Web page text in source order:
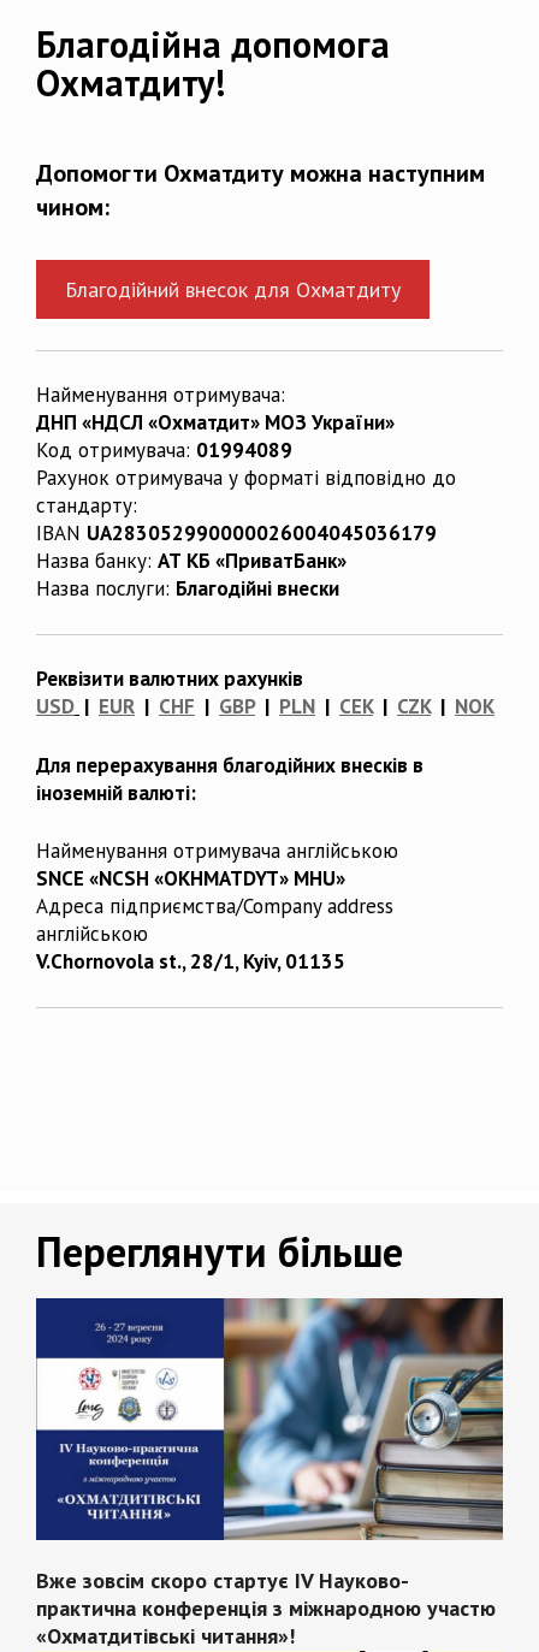
Благодійна допомога
Охматдиту!
Допомогти Охматдиту можна наступним
чином:
Благодійний внесок для Охматдиту
Найменування отримувача:
ДНП «НДСЛ «Охматдит» МОЗ України»
Код отримувача: 01994089
Рахунок отримувача у форматі відповідно до
стандарту:
IBAN UA283052990000026004045036179
Назва банку: АТ КБ «ПриватБанк»
Назва послуги: Благодійні внески
Реквізити валютних рахунків
USD | EUR | CHF | GBP| PLN | CEK| CZK| NOK
Для перерахування благодійних внесків в
іноземній валюті:
Найменування отримувача англійською
SNCE «NCSH «OKHMATDYT» MHU»
Адреса підприємства/Company address
англійською
V.Chornovola st., 28/1, Kyiv, 01135
Переглянути більше
Вже зовсім скоро стартує IV Науково-
практична конференція з міжнародною участю
«Охматдитівські читання»!